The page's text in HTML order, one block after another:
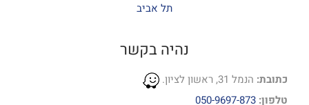
תל אביב
נהיה בקשר
כתובת: הנמל 31, ראשון לציון.
טלפון: 050-9697-873